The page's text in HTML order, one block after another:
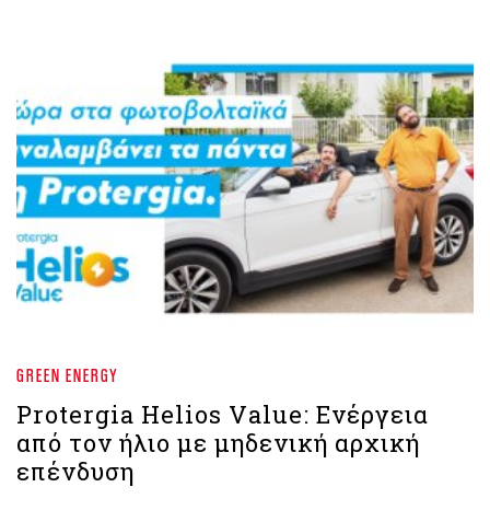
GREEN ENERGY
Protergia Helios Value: Ενέργεια
από τον ήλιο με μηδενική αρχική
επένδυση